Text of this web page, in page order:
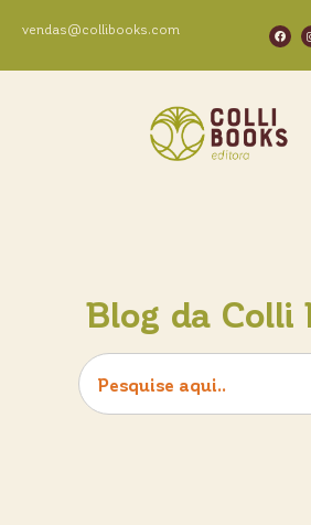
vendas@collibooks.com
Blog da Colli